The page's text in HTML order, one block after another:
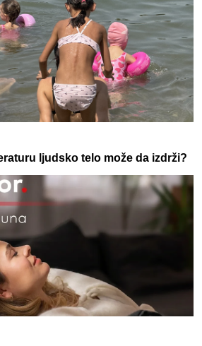
ljudsko telo može da izdrži?